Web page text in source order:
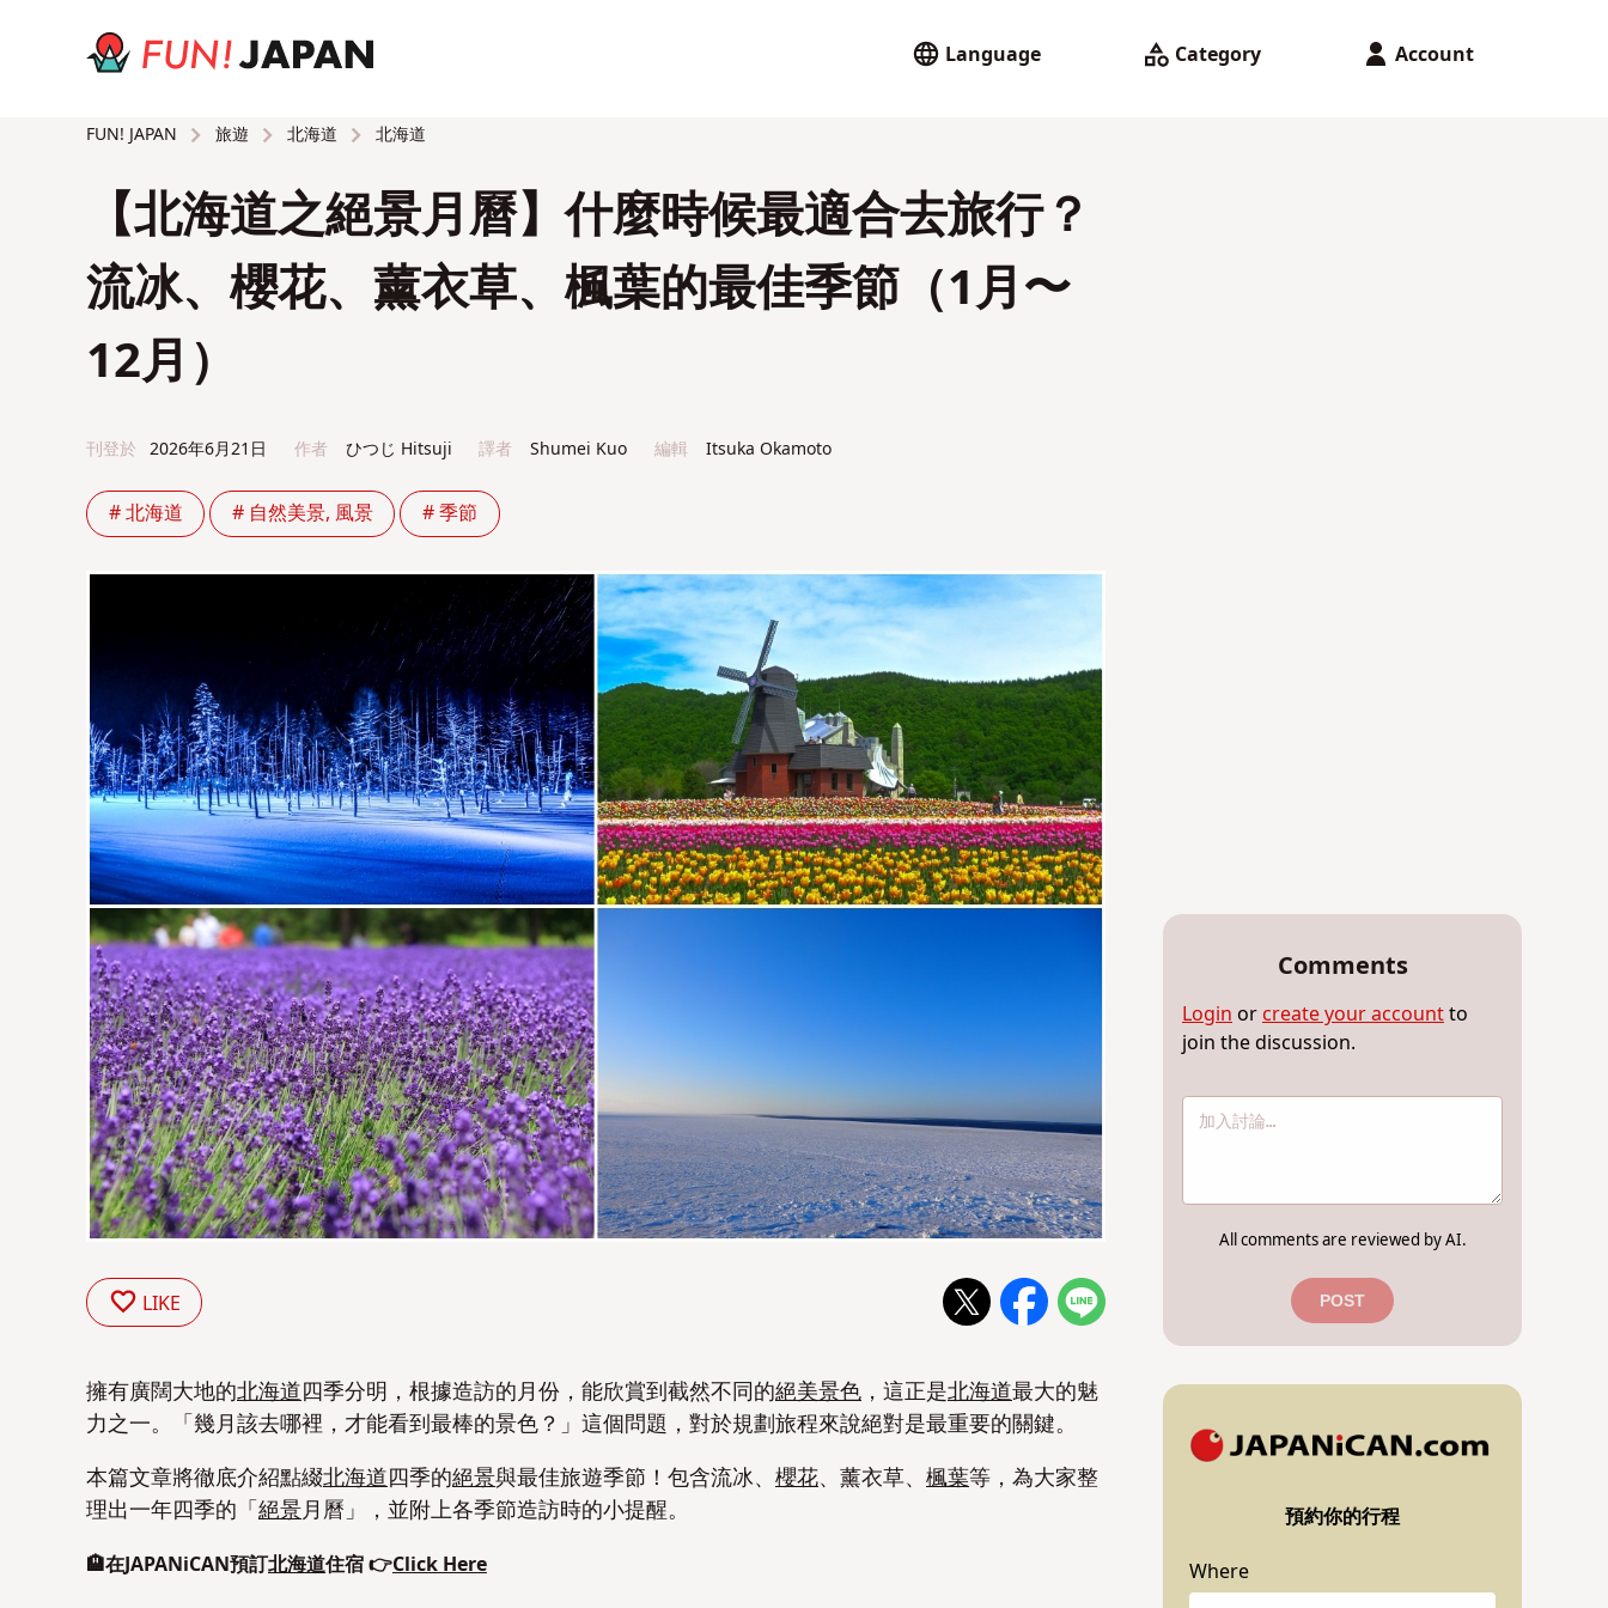
Language Category Account
FUN! JAPAN 旅遊 北海道 北海道
【北海道之絕景月曆】什麼時候最適合去旅行？
流冰、櫻花、薰衣草、楓葉的最佳季節（1月〜
12月）
刊登於 2026年6月21日 作者 ひつじ Hitsuji 譯者 Shumei Kuo 編輯 Itsuka Okamoto
# 北海道 # 自然美景, 風景 # 季節
LIKE
擁有廣闊大地的北海道四季分明，根據造訪的月份，能欣賞到截然不同的絕美景色，這正是北海道最大的魅
力之一。「幾月該去哪裡，才能看到最棒的景色？」這個問題，對於規劃旅程來說絕對是最重要的關鍵。
本篇文章將徹底介紹點綴北海道四季的絕景與最佳旅遊季節！包含流冰、 櫻花、薰衣草、 楓葉等，為大家整
理出一年四季的「絕景月曆」，並附上各季節造訪時的小提醒。
🏨在JAPANiCAN預訂北海道住宿 👉Click Here
Comments
Login or create your accountto
join the discussion.
All comments are reviewed by AI.
POST
預約你的行程
Where